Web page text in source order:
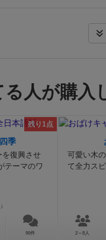
好き度（
▶3pt.≪★★★≫
人が購入
残り1点
季
を復興させ
テーマのワ
90件
可愛い木
て全力ス
2～8人